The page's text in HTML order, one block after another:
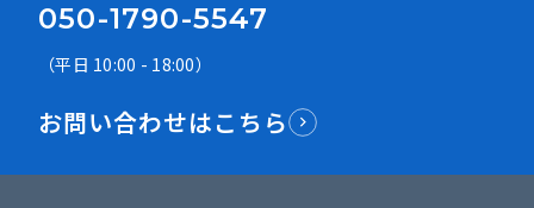
050-1790-5547
（平日 10:00 - 18:00）
お問い合わせはこちら